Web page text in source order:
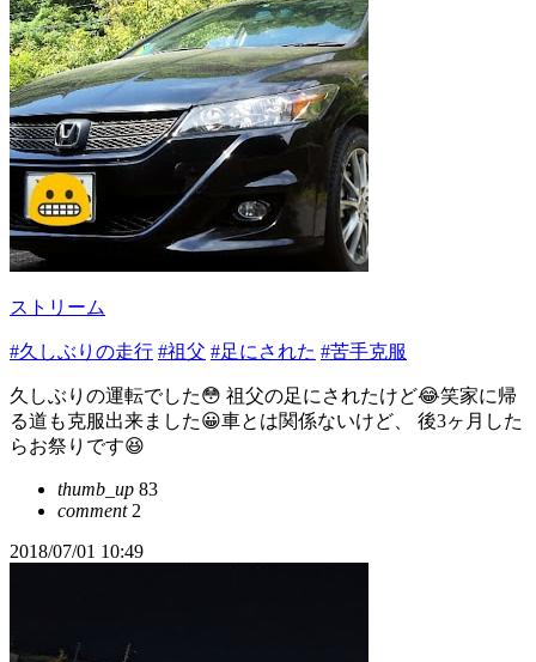
ストリーム
#久しぶりの走行 #祖父 #足にされた #苦手克服
久しぶりの運転でした😳 祖父の足にされたけど😂笑家に帰
る道も克服出来ました😀車とは関係ないけど、 後3ヶ月した
らお祭りです😆
thumb_up 83
comment2
2018/07/01 10:49